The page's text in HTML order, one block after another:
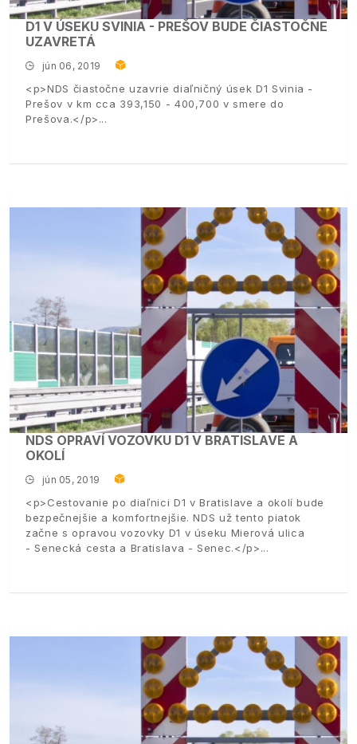
D1 V ÚSEKU SVINIA - PREŠOV BUDE ČIASTOČNE
UZAVRETÁ
jún 06, 2019
<p>NDS čiastočne uzavrie diaľničný úsek D1 Svinia -
Prešov v km cca 393,150 - 400,700 v smere do
Prešova.</p>
NDS OPRAVÍ VOZOVKU D1 V BRATISLAVE A
OKOLÍ
jún 05, 2019
<p>Cestovanie po diaľnici D1 v Bratislave a okolí bude
bezpečnejšie a komfortnejšie. NDS už tento piatok
začne s opravou vozovky D1 v úseku Mierová ulica
- Senecká cesta a Bratislava - Senec.</p>